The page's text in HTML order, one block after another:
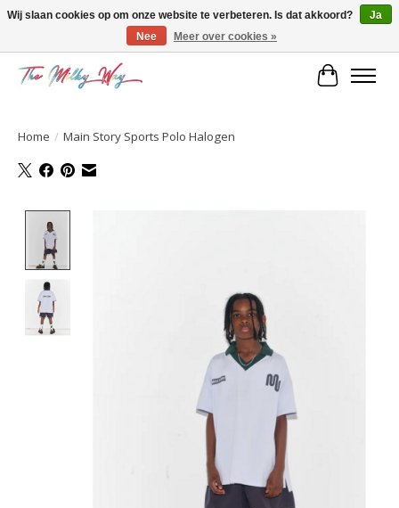
Home / Main Story Sports Polo Halogen
Wij slaan cookies op om onze website te verbeteren. Is dat akkoord?
Ja
Nee
Meer over cookies »